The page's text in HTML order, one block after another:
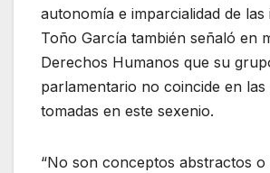
autonomía e imparcialidad de las
Toño García también señaló en
Derechos Humanos que su
parlamentario no coincide en las
tomadas en este sexenio.
“No son conceptos abstractos o